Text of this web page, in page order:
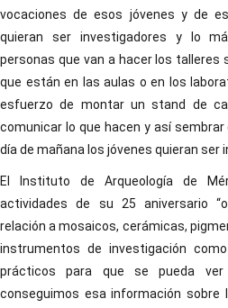
vocaciones de esos jóvenes y de
quieran ser investigadores y lo
personas que van a hacer los talleres
que están en las aulas o en los
esfuerzo de montar un stand de
comunicar lo que hacen y así sembrar
día de mañana los jóvenes quieran ser
El Instituto de Arqueología de
actividades de su 25 aniversario
relación a mosaicos, cerámicas,
instrumentos de investigación
prácticos para que se pueda
conseguimos esa información sobre